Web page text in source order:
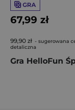
GRA
67,99 zł
99,90 zł - sugerowana
detaliczna